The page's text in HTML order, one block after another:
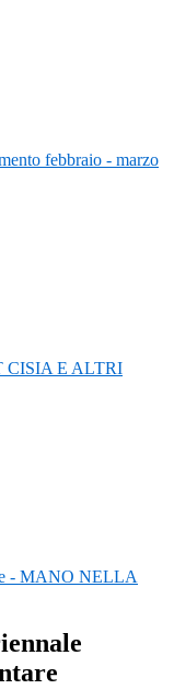
febbraio - marzo
CISIA E ALTRI
- MANO NELLA